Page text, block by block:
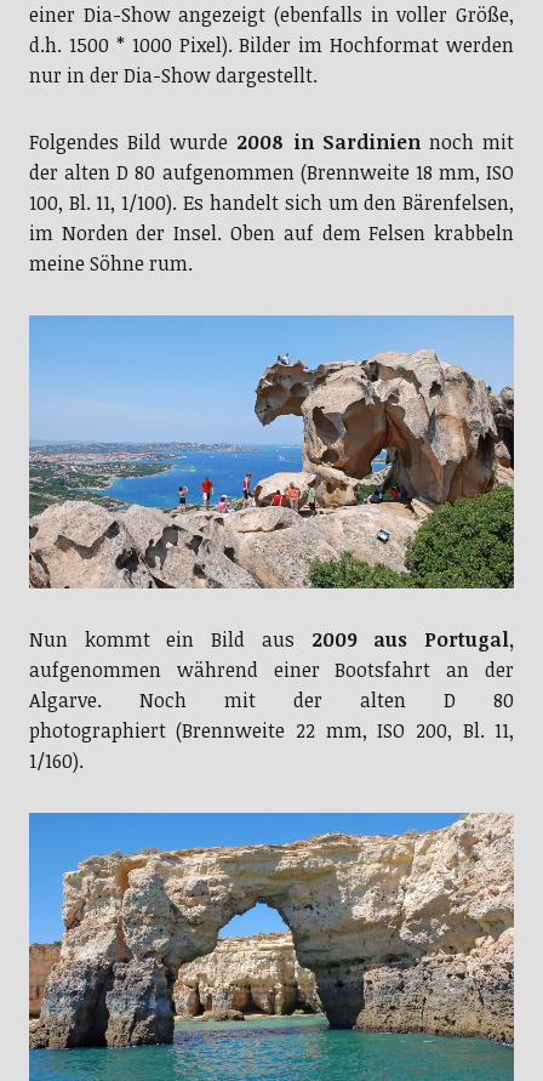
einer Dia-Show angezeigt (ebenfalls in voller Größe,
d.h. 1500 * 1000 Pixel). Bilder im Hochformat werden
nur in der Dia-Show dargestellt.
Folgendes Bild wurde 2008 in Sardiniennoch mit
der alten D 80 aufgenommen (Brennweite 18 mm, ISO
100, Bl. 11, 1/100). Es handelt sich um den Bärenfelsen,
im Norden der Insel. Oben auf dem Felsen krabbeln
meine Söhne rum.
Nun kommt ein Bild aus 2009 aus Portugal,
aufgenommen während einer Bootsfahrt an der
Algarve. Noch mit der alten D 80
photographiert (Brennweite 22 mm, ISO 200, Bl. 11,
1/160).